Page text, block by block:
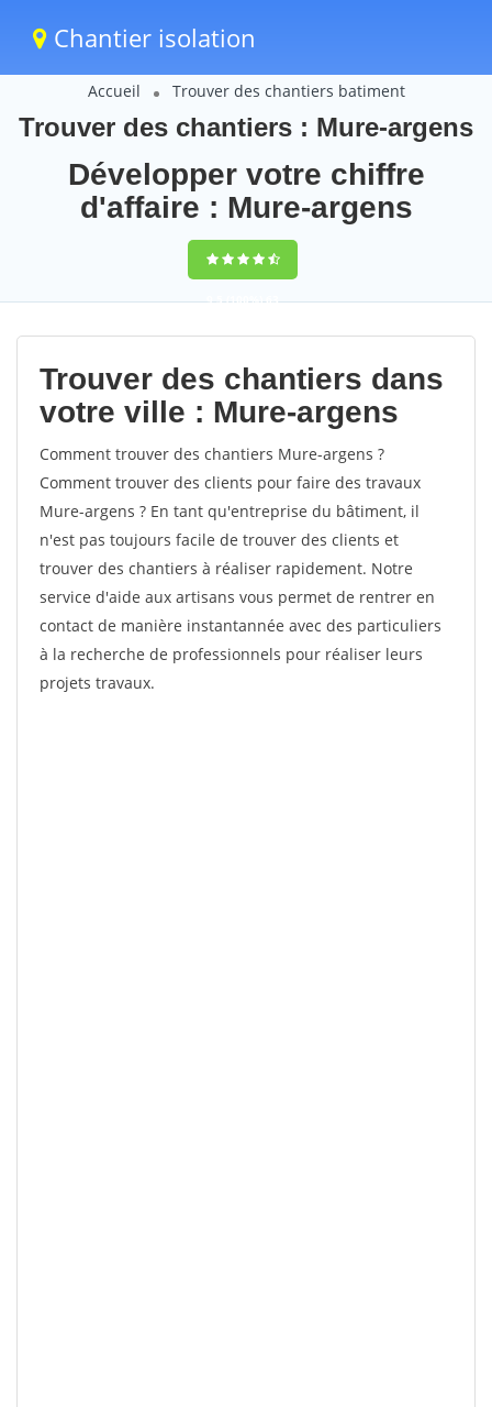
Chantier isolation
Accueil Trouver des chantiers batiment
Trouver des chantiers : Mure-argens
Développer votre chiffre
d'affaire : Mure-argens
9,5(100%)63
votes
Trouver des chantiers dans
votre ville : Mure-argens
Comment trouver des chantiers Mure-argens ?
Comment trouver des clients pour faire des travaux
Mure-argens ? En tant qu'entreprise du bâtiment, il
n'est pas toujours facile de trouver des clients et
trouver des chantiers à réaliser rapidement. Notre
service d'aide aux artisans vous permet de rentrer en
contact de manière instantannée avec des particuliers
à la recherche de professionnels pour réaliser leurs
projets travaux.